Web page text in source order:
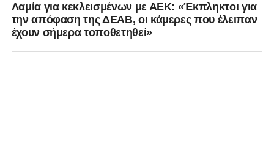
Λαμία για κεκλεισμένων με ΑΕΚ: «Έκπληκτοι για
την απόφαση της ΔΕΑΒ, οι κάμερες που έλειπαν
έχουν σήμερα τοποθετηθεί»